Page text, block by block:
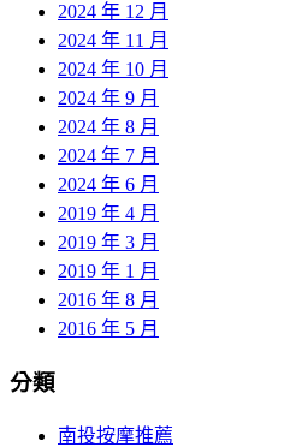
2024 年 12 月
2024 年 11 月
2024 年 10 月
2024 年 9 月
2024 年 8 月
2024 年 7 月
2024 年 6 月
2019 年 4 月
2019 年 3 月
2019 年 1 月
2016 年 8 月
2016 年 5 月
分類
南投按摩推薦